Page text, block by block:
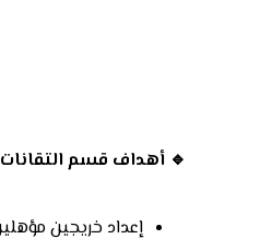
🔹 أهداف قسم التقانات
إعداد خريجين